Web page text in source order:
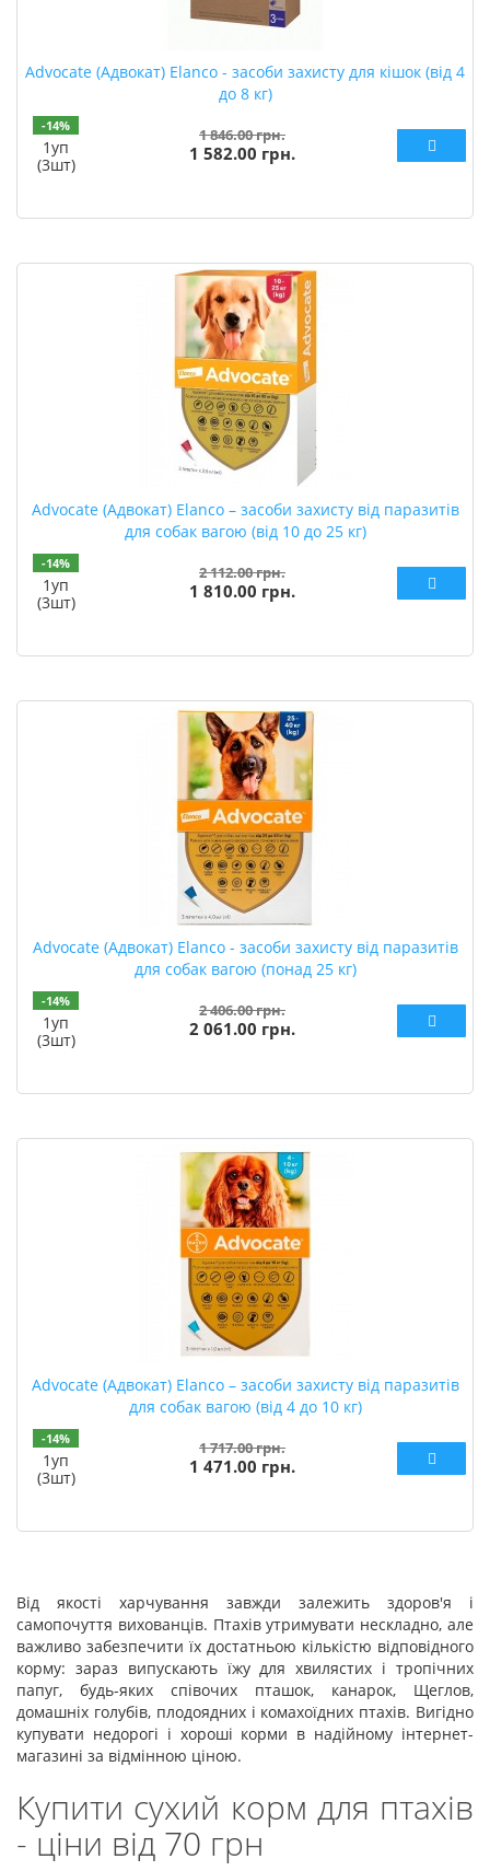
Advocate (Адвокат) Elanco - засоби захисту для кішок (від 4
до 8 кг)
-14%
1уп
(3шт)
1 846.00 грн.
1 582.00 грн.
Advocate (Адвокат) Elanco – засоби захисту від паразитів
для собак вагою (від 10 до 25 кг)
-14%
1уп
(3шт)
2 112.00 грн.
1 810.00 грн.
Advocate (Адвокат) Elanco - засоби захисту від паразитів
для собак вагою (понад 25 кг)
-14%
1уп
(3шт)
2 406.00 грн.
2 061.00 грн.
Advocate (Адвокат) Elanco – засоби захисту від паразитів
для собак вагою (від 4 до 10 кг)
-14%
1уп
(3шт)
1 717.00 грн.
1 471.00 грн.
Від якості харчування завжди залежить здоров'я і
самопочуття вихованців. Птахів утримувати нескладно, але
важливо забезпечити їх достатньою кількістю відповідного
корму: зараз випускають їжу для хвилястих і тропічних
папуг, будь-яких співочих пташок, канарок, Щеглов,
домашніх голубів, плодоядних і комахоїдних птахів. Вигідно
купувати недорогі і хороші корми в надійному інтернет-
магазині за відмінною ціною.
Купити сухий корм для птахів
- ціни від 70 грн